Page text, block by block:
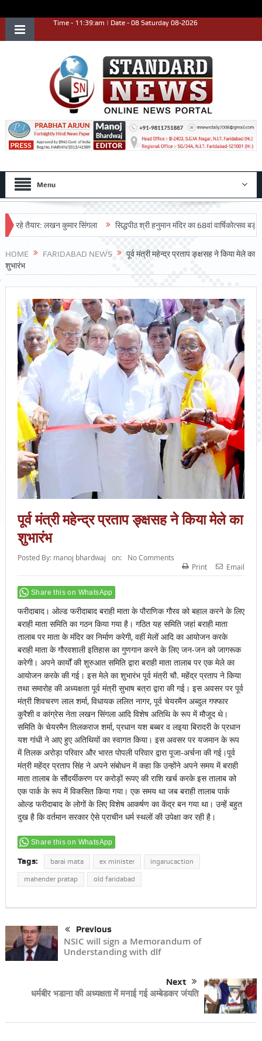
Time - 11:39:am | Date - 08 Saturday 08-2026
Menu
तैयार: लखन कुमार सिंगला सिद्धपीठ श्री हनुमान मंदिर का 68वां वार्षिकोत्सव बड़ी
HOME FARIDABAD NEWS
पूर्व मंत्री महेन्द्र प्रताप ङ्क्षसह ने किया मेले का
शुभारंभ
पूर्व मंत्री महेन्द्र प्रताप ङ्क्षसह ने किया मेले का
शुभारंभ
Posted By: manoj bhardwaj on:
No Comments
Print
Email
Share this on WhatsApp
फरीदाबाद। ओल्ड फरीदाबाद बराही माता के पौराणिक गौरव को बहाल करने के लिए
बराही माता समिति का गठन किया गया है। गठित यह समिति जहां बराही माता
तालाब पर माता के मंदिर का निर्माण करेगी, वहीं मेलों आदि का आयोजन करके
बराही माता के गौरवशाली इतिहास का गुणगान करने के लिए जन-जन को जागरूक
करेगी। अपने कार्यों की शुरुआत समिति द्वारा बराही माता तालाब पर एक मेले का
आयोजन करके की गई। इस मेले का शुभारंभ पूर्व मंत्री चौ. महेंद्र प्रताप ने किया
तथा समारोह की अध्यक्षता पूर्व मंत्री सुभाष बत्रा द्वारा की गई। इस अवसर पर पूर्व
मंत्री शिवचरण लाल शर्मा, विधायक ललित नागर, पूर्व चेयरमैन अब्दुल गफ्फार
कुरैशी व कांग्रेस नेता लखन सिंगला आदि विशेष अतिथि के रूप में मौजूद थे।
समिति के चेयरमैन तिलकराज शर्मा, प्रधान यश बब्बर व लइया बिरादरी के प्रधान
यश गांधी ने आए हुए अतिथियों का स्वागत किया। इस अवसर पर यजमान के रूप
में तिलक अरोड़ा परिवार और भारत पोपली परिवार द्वारा पूजा-अर्चना की गई।पूर्व
मंत्री महेंद्र प्रताप सिंह ने अपने संबोधन में कहा कि उन्होंने अपने समय में बराही
माता तालाब के सौंदर्यीकरण पर करोड़ों रूपए की राशि खर्च करके इस तालाब को
एक पार्क के रूप में विकसित किया गया। एक समय था जब बराही तालाब पार्क
ओल्ड फरीदाबाद के लोगों के लिए विशेष आकर्षण का केंद्र बन गया था। उन्हें बहुत
दुख है कि वर्तमान सरकार ऐसे प्राचीन धर्म स्थलों की उपेक्षा कर रही है।
Share this on WhatsApp
Tags: barai mata ex minister ingarucaction
mahender pratap old faridabad
Previous
NSIC will sign a Memorandum of
Understanding with dlf
Next
धर्मबीर भडाना की अध्यक्षता में मनाई गई अम्बेडकर जंयति